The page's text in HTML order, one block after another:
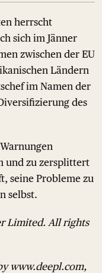
herrscht
sich im Jänner
zwischen der EU
Ländern
im Namen der
des
und zu zersplittert
seine Probleme zu
selbst.
Limited. All rights
www.deepl.com,